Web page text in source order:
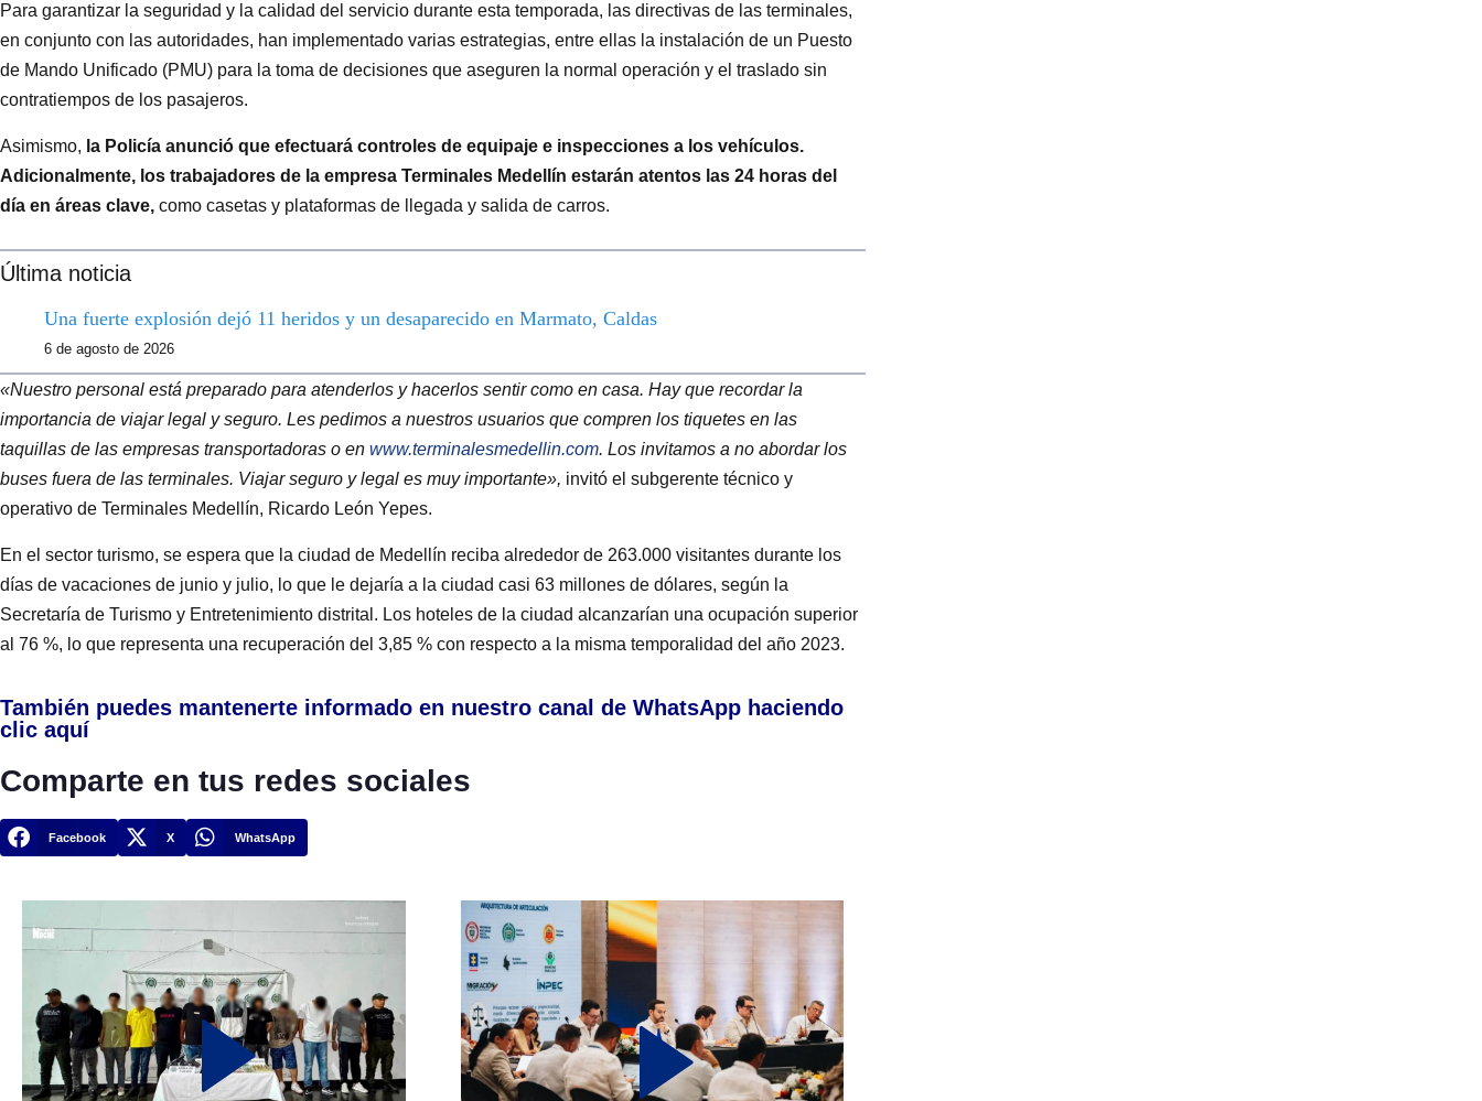
Para garantizar la seguridad y la calidad del servicio durante esta temporada, las directivas de las terminales,
en conjunto con las autoridades, han implementado varias estrategias, entre ellas la instalación de un Puesto
de Mando Unificado (PMU) para la toma de decisiones que aseguren la normal operación y el traslado sin
contratiempos de los pasajeros.
Asimismo, la Policía anunció que efectuará controles de equipaje e inspecciones a los vehículos.
Adicionalmente, los trabajadores de la empresa Terminales Medellín estarán atentos las 24 horas del
día en áreas clave, como casetas y plataformas de llegada y salida de carros.
Última noticia
Una fuerte explosión dejó 11 heridos y un desaparecido en Marmato, Caldas
6 de agosto de 2026
«Nuestro personal está preparado para atenderlos y hacerlos sentir como en casa. Hay que recordar la
importancia de viajar legal y seguro. Les pedimos a nuestros usuarios que compren los tiquetes en las
taquillas de las empresas transportadoras o en www.terminalesmedellin.com. Los invitamos a no abordar los
buses fuera de las terminales. Viajar seguro y legal es muy importante», invitó el subgerente técnico y
operativo de Terminales Medellín, Ricardo León Yepes.
En el sector turismo, se espera que la ciudad de Medellín reciba alrededor de 263.000 visitantes durante los
días de vacaciones de junio y julio, lo que le dejaría a la ciudad casi 63 millones de dólares, según la
Secretaría de Turismo y Entretenimiento distrital. Los hoteles de la ciudad alcanzarían una ocupación superior
al 76 %, lo que representa una recuperación del 3,85 % con respecto a la misma temporalidad del año 2023.
También puedes mantenerte informado en nuestro canal de WhatsApp haciendo
clic aquí
Comparte en tus redes sociales
Facebook X WhatsApp